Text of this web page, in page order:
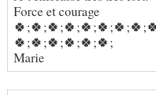
Force et courage
🍀;🍀;🍀;🍀;🍀;🍀;
Marie